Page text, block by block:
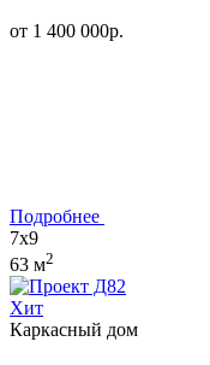
от 1 400 000р.
Подробнее
7x9
63 м2
Хит
Каркасный дом